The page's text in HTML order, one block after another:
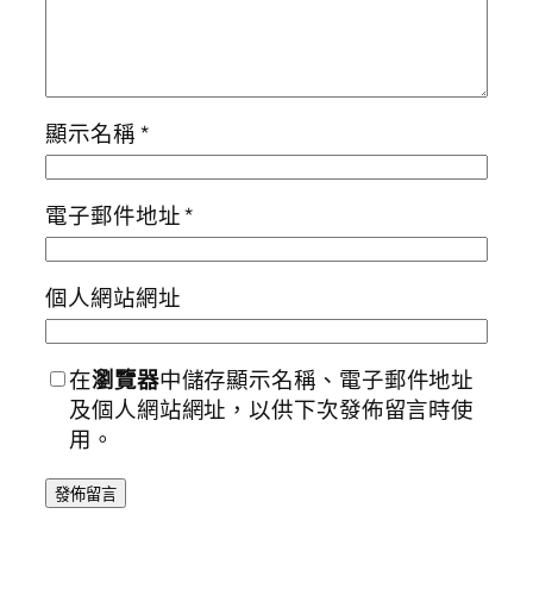
顯示名稱*
電子郵件地址*
個人網站網址
在瀏覽器中儲存顯示名稱、電子郵件地址
及個人網站網址，以供下次發佈留言時使
用。